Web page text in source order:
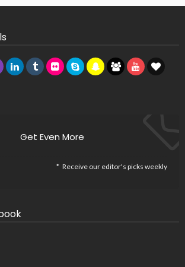
Get Even More
Receive our editor's picks weekly